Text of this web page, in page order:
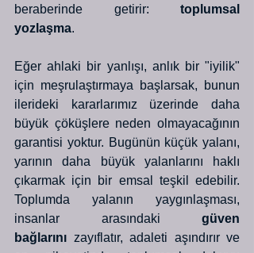
beraberinde getirir: toplumsal
yozlaşma.
Eğer ahlaki bir yanlışı, anlık bir "iyilik"
için meşrulaştırmaya başlarsak, bunun
ilerideki kararlarımız üzerinde daha
büyük çöküşlere neden olmayacağının
garantisi yoktur. Bugünün küçük yalanı,
yarının daha büyük yalanlarını haklı
çıkarmak için bir emsal teşkil edebilir.
Toplumda yalanın yaygınlaşması,
insanlar arasındaki güven
bağlarını zayıflatır, adaleti aşındırır ve